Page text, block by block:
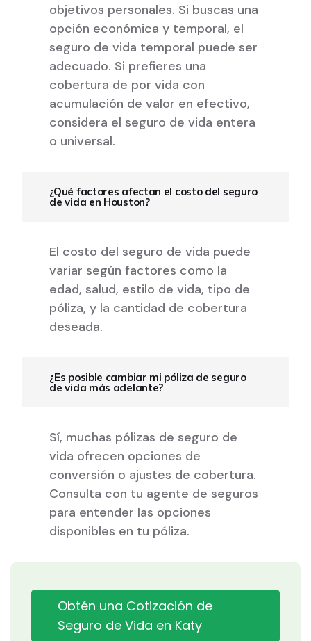
Obtén una Cotización de
Seguro de Vida en Katy
objetivos personales. Si buscas una
opción económica y temporal, el
seguro de vida temporal puede ser
adecuado. Si prefieres una
cobertura de por vida con
acumulación de valor en efectivo,
considera el seguro de vida entera
o universal.
¿Qué factores afectan el costo del seguro
de vida en Houston?
El costo del seguro de vida puede
variar según factores como la
edad, salud, estilo de vida, tipo de
póliza, y la cantidad de cobertura
deseada.
¿Es posible cambiar mi póliza de seguro
de vida más adelante?
Sí, muchas pólizas de seguro de
vida ofrecen opciones de
conversión o ajustes de cobertura.
Consulta con tu agente de seguros
para entender las opciones
disponibles en tu póliza.